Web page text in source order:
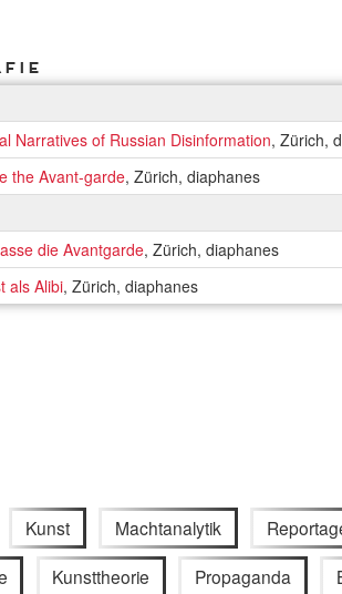
Narratives of Russian Disinformation, Zürich,
the Avant-garde, Zürich, diaphanes
die Avantgarde, Zürich, diaphanes
als Alibi, Zürich, diaphanes
Kunst Machtanalytik
Kunsttheorie Propaganda